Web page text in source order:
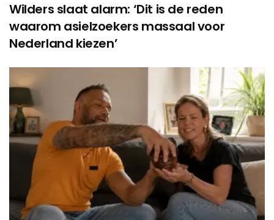
Wilders slaat alarm: ‘Dit is de reden
waarom asielzoekers massaal voor
Nederland kiezen’